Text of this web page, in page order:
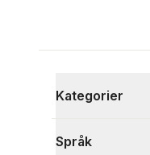
Kategorier
Språk